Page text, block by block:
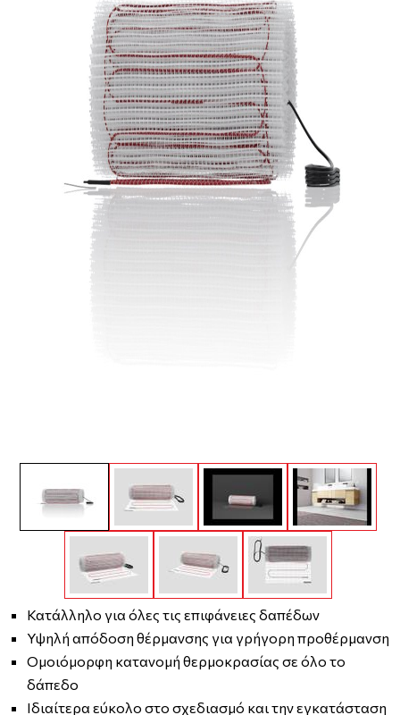
Κατάλληλο για όλες τις επιφάνειες δαπέδων
Υψηλή απόδοση θέρμανσης για γρήγορη προθέρμανση
Ομοιόμορφη κατανομή θερμοκρασίας σε όλο το
δάπεδο
Ιδιαίτερα εύκολο στο σχεδιασμό και την εγκατάσταση